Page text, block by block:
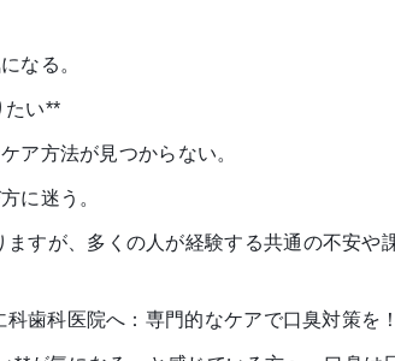
なる。
たい**
ア方法が見つからない。
に迷う。
すが、多くの人が経験する共通の不安や
歯科医院へ：専門的なケアで口臭対策を！